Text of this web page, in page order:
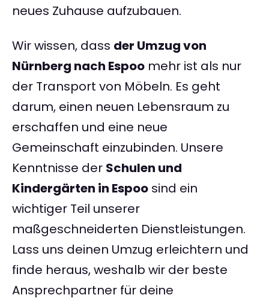
neues Zuhause aufzubauen.
Wir wissen, dass der Umzug von
Nürnberg nach Espoo mehr ist als nur
der Transport von Möbeln. Es geht
darum, einen neuen Lebensraum zu
erschaffen und eine neue
Gemeinschaft einzubinden. Unsere
Kenntnisse der Schulen und
Kindergärten in Espoo sind ein
wichtiger Teil unserer
maßgeschneiderten Dienstleistungen.
Lass uns deinen Umzug erleichtern und
finde heraus, weshalb wir der beste
Ansprechpartner für deine